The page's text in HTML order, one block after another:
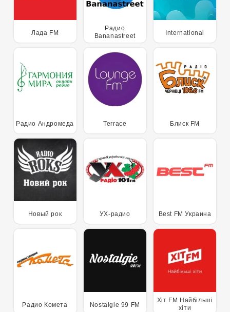
Лада FM
Радио
Bananastreet
International
Радио Андромеда Terrace Блиск FM
Новый рок УХ-радио Best FM Украина
Радио Комета Nostalgie 99 FM
Хіт FM Найбільші
хіти